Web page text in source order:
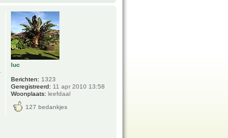
luc
Berichten: 1323
Geregistreerd: 11 apr 2010 13:58
Woonplaats: leefdaal
127 bedankjes